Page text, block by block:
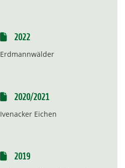
2022
Erdmannwälder
2020/2021
Ivenacker Eichen
2019